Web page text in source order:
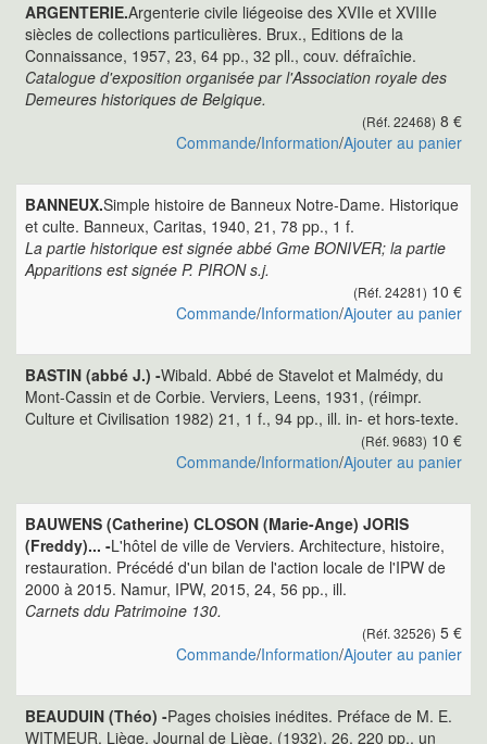
ARGENTERIE.Argenterie civile liégeoise des XVIIe et XVIIIe
siècles de collections particulières. Brux., Editions de la
Connaissance, 1957, 23, 64 pp., 32 pll., couv. défraîchie.
Catalogue d'exposition organisée par l'Association royale des
Demeures historiques de Belgique.
(Réf. 22468) 8 €
Commande/Information/Ajouter au panier
BANNEUX.Simple histoire de Banneux Notre-Dame. Historique
et culte. Banneux, Caritas, 1940, 21, 78 pp., 1 f.
La partie historique est signée abbé Gme BONIVER; la partie
Apparitions est signée P. PIRON s.j.
(Réf. 24281) 10 €
Commande/Information/Ajouter au panier
BASTIN (abbé J.) -Wibald. Abbé de Stavelot et Malmédy, du
Mont-Cassin et de Corbie. Verviers, Leens, 1931, (réimpr.
Culture et Civilisation 1982) 21, 1 f., 94 pp., ill. in- et hors-texte.
(Réf. 9683) 10 €
Commande/Information/Ajouter au panier
BAUWENS (Catherine) CLOSON (Marie-Ange) JORIS
(Freddy)... -L'hôtel de ville de Verviers. Architecture, histoire,
restauration. Précédé d'un bilan de l'action locale de l'IPW de
2000 à 2015. Namur, IPW, 2015, 24, 56 pp., ill.
Carnets ddu Patrimoine 130.
(Réf. 32526) 5 €
Commande/Information/Ajouter au panier
BEAUDUIN (Théo) -Pages choisies inédites. Préface de M. E.
WITMEUR. Liège, Journal de Liège, (1932), 26, 220 pp., un